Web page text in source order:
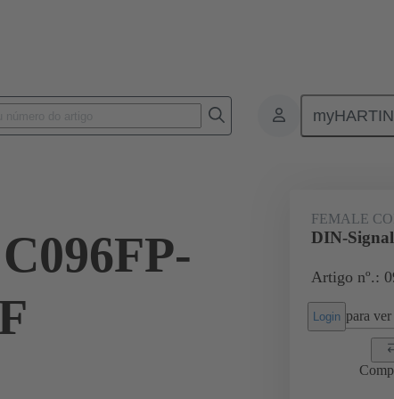
Produtos Motherboard to
FEMALE
DIN-
Artigo nº.:
Login para